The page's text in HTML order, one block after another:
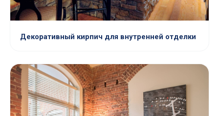
Декоративный кирпич для внутренней отделки